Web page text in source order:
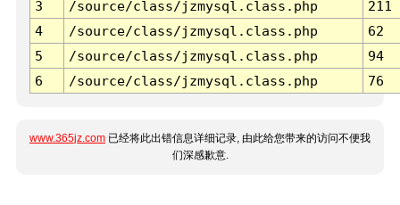
3 /source/class/jzmysql.class.php
211
4
/source/class/jzmysql.class.php
62
5
/source/class/jzmysql.class.php
94
6
/source/class/jzmysql.class.php 76
www.365jz.com 已经将此出错信息详细记录, 由此给您带来的访问不便我
们深感歉意.